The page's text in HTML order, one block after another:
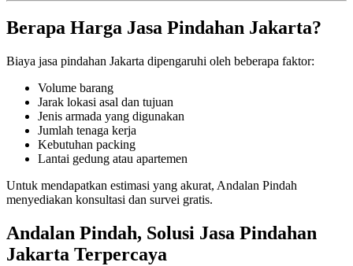
Berapa Harga Jasa Pindahan Jakarta?
Biaya jasa pindahan Jakarta dipengaruhi oleh beberapa faktor:
Volume barang
Jarak lokasi asal dan tujuan
Jenis armada yang digunakan
Jumlah tenaga kerja
Kebutuhan packing
Lantai gedung atau apartemen
Untuk mendapatkan estimasi yang akurat, Andalan Pindah
menyediakan konsultasi dan survei gratis.
Andalan Pindah, Solusi Jasa Pindahan
Jakarta Terpercaya